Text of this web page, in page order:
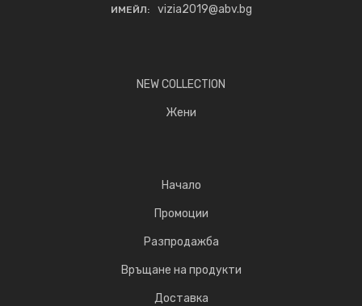
ИМЕЙЛ: vizia2019@abv.bg
NEW COLLECTION
Жени
Начало
Промоции
Разпродажба
Връщане на продукти
Доставка